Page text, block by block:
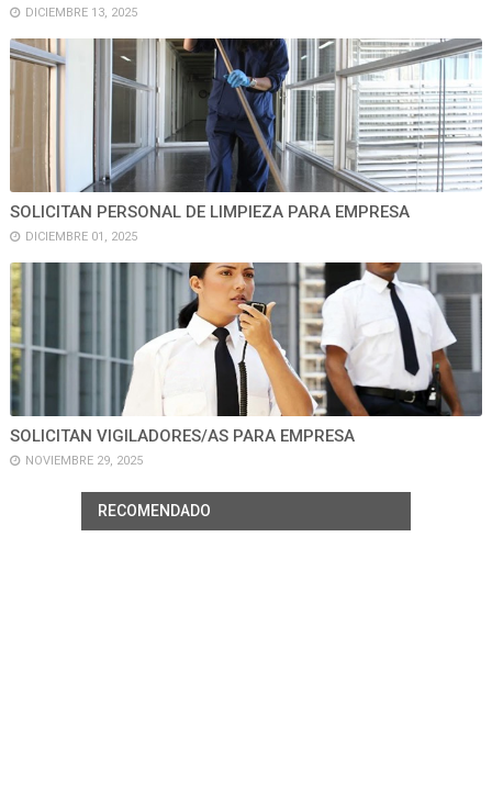
DICIEMBRE 13, 2025
SOLICITAN PERSONAL DE LIMPIEZA PARA EMPRESA
DICIEMBRE 01, 2025
SOLICITAN VIGILADORES/AS PARA EMPRESA
NOVIEMBRE 29, 2025
RECOMENDADO